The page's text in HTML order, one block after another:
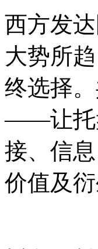
西方发
大势所
终选择
——让托
接、信
价值及